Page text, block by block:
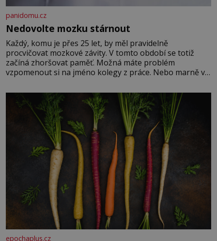
panidomu.cz
Nedovolte mozku stárnout
Každý, komu je přes 25 let, by měl pravidelně
procvičovat mozkové závity. V tomto období se totiž
začíná zhoršovat paměť. Možná máte problém
vzpomenout si na jméno kolegy z práce. Nebo marně v
Je to opravdu tak, s věkem jako kdyby se paměť
rozhodla stávkovat. Cvičte
epochaplus.cz